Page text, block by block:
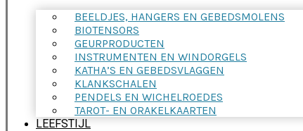
BEELDJES, HANGERS EN GEBEDSMOLENS
BIOTENSORS
GEURPRODUCTEN
INSTRUMENTEN EN WINDORGELS
KATHA’S EN GEBEDSVLAGGEN
KLANKSCHALEN
PENDELS EN WICHELROEDES
TAROT- EN ORAKELKAARTEN
LEEFSTIJL